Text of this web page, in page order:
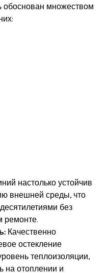
обоснован множеством
настолько устойчив
внешней среды, что
без
ремонте.
Качественно
остекление
теплоизоляции,
на отоплении и